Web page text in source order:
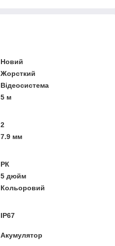
Новий
Жорсткий
Відеосистема
5 м
2
7.9 мм
РК
5 дюйм
Кольоровий
IP67
Акумулятор